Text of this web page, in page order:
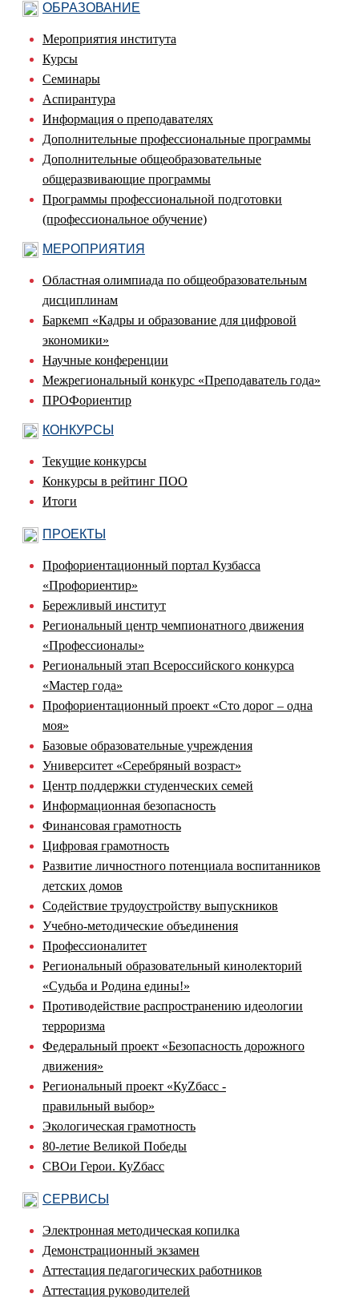
ОБРАЗОВАНИЕ
Мероприятия института
Курсы
Семинары
Аспирантура
Информация о преподавателях
Дополнительные профессиональные программы
Дополнительные общеобразовательные
общеразвивающие программы
Программы профессиональной подготовки
(профессиональное обучение)
МЕРОПРИЯТИЯ
Областная олимпиада по общеобразовательным
дисциплинам
Баркемп «Кадры и образование для цифровой
экономики»
Научные конференции
Межрегиональный конкурс «Преподаватель года»
ПРОФориентир
КОНКУРСЫ
Текущие конкурсы
Конкурсы в рейтинг ПОО
Итоги
ПРОЕКТЫ
Профориентационный портал Кузбасса
«Профориентир»
Бережливый институт
Региональный центр чемпионатного движения
«Профессионалы»
Региональный этап Всероссийского конкурса
«Мастер года»
Профориентационный проект «Сто дорог – одна
моя»
Базовые образовательные учреждения
Университет «Серебряный возраст»
Центр поддержки студенческих семей
Информационная безопасность
Финансовая грамотность
Цифровая грамотность
Развитие личностного потенциала воспитанников
детских домов
Содействие трудоустройству выпускников
Учебно-методические объединения
Профессионалитет
Региональный образовательный кинолекторий
«Судьба и Родина едины!»
Противодействие распространению идеологии
терроризма
Федеральный проект «Безопасность дорожного
движения»
Региональный проект «КуZбасс -
правильный выбор»
Экологическая грамотность
80-летие Великой Победы
СВОи Герои. КуZбасс
СЕРВИСЫ
Электронная методическая копилка
Демонстрационный экзамен
Аттестация педагогических работников
Аттестация руководителей